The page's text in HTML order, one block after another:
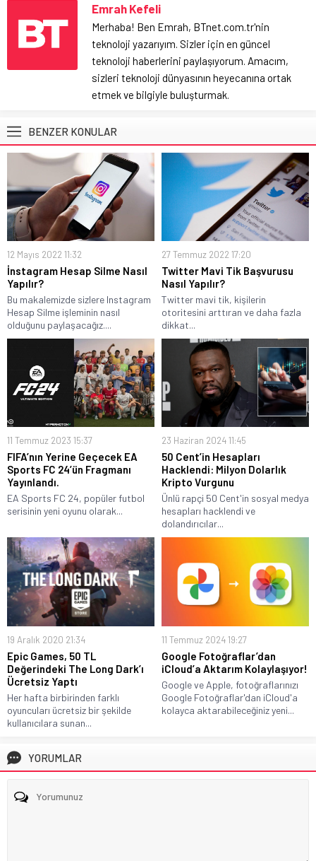
Emrah Kefeli
Merhaba! Ben Emrah, BTnet.com.tr'nin
teknoloji yazarıyım. Sizler için en güncel
teknoloji haberlerini paylaşıyorum. Amacım,
sizleri teknoloji dünyasının heyecanına ortak
etmek ve bilgiyle buluşturmak.
BENZER KONULAR
12 Mayıs 2022 11:32
İnstagram Hesap Silme Nasıl
Yapılır?
Bu makalemizde sizlere Instagram
Hesap Silme işleminin nasıl
olduğunu paylaşacağız....
27 Temmuz 2022 17:20
Twitter Mavi Tik Başvurusu
Nasıl Yapılır?
Twitter mavi tik, kişilerin
otoritesini arttıran ve daha fazla
dikkat...
11 Temmuz 2023 15:37
FIFA’nın Yerine Geçecek EA
Sports FC 24’ün Fragmanı
Yayınlandı.
EA Sports FC 24, popüler futbol
serisinin yeni oyunu olarak...
23 Haziran 2024 11:45
50 Cent’in Hesapları
Hacklendi: Milyon Dolarlık
Kripto Vurgunu
Ünlü rapçi 50 Cent'in sosyal medya
hesapları hacklendi ve
dolandırıcılar...
19 Aralık 2020 21:34
Epic Games, 50 TL
Değerindeki The Long Dark’ı
Ücretsiz Yaptı
Her hafta birbirinden farklı
oyuncuları ücretsiz bir şekilde
kullanıcılara sunan...
11 Temmuz 2024 19:27
Google Fotoğraflar’dan
iCloud’a Aktarım Kolaylaşıyor!
Google ve Apple, fotoğraflarınızı
Google Fotoğraflar'dan iCloud'a
kolayca aktarabileceğiniz yeni...
YORUMLAR